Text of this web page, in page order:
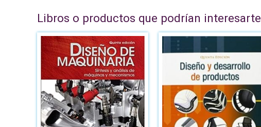
Libros o productos que podrían interesarte